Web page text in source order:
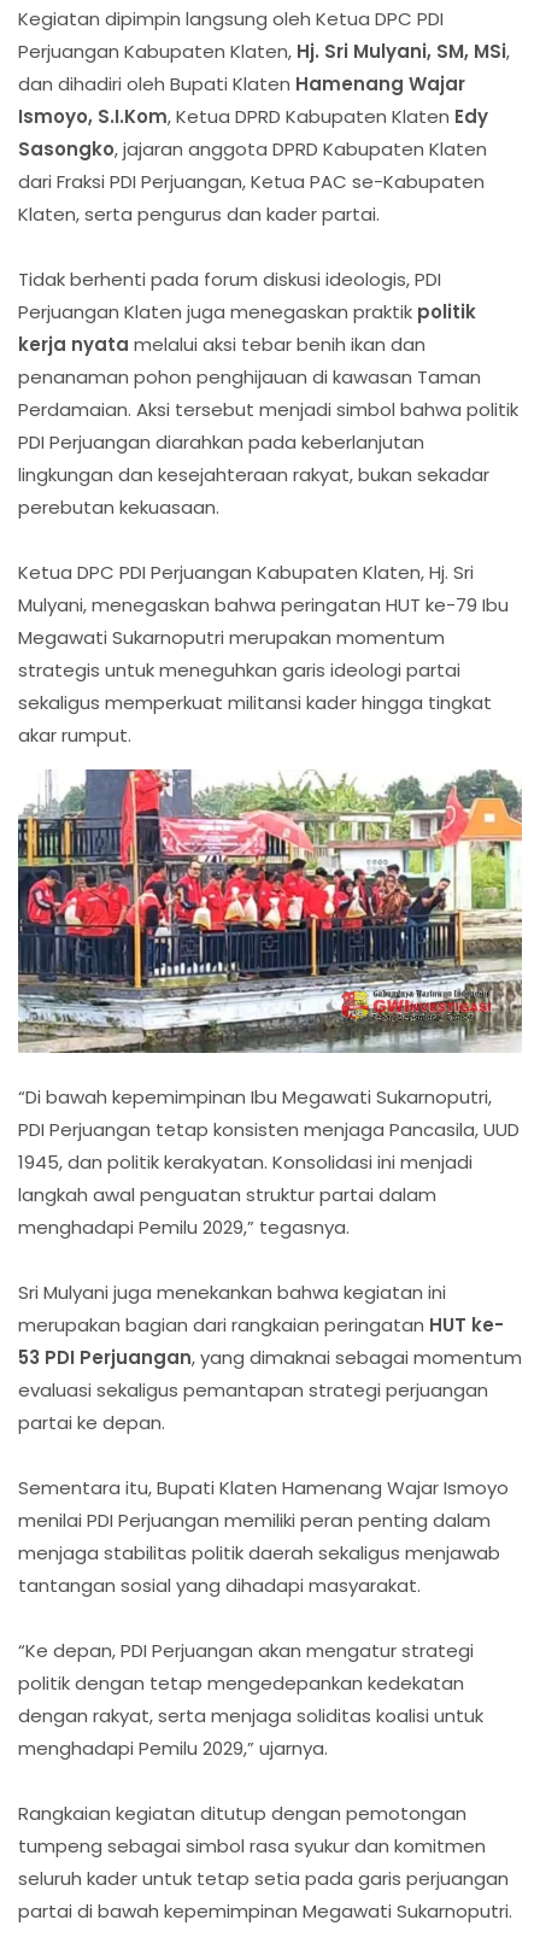
Kegiatan dipimpin langsung oleh Ketua DPC PDI
Perjuangan Kabupaten Klaten, Hj. Sri Mulyani, SM, MSi,
dan dihadiri oleh Bupati Klaten Hamenang Wajar
Ismoyo, S.I.Kom, Ketua DPRD Kabupaten Klaten Edy
Sasongko, jajaran anggota DPRD Kabupaten Klaten
dari Fraksi PDI Perjuangan, Ketua PAC se-Kabupaten
Klaten, serta pengurus dan kader partai.
Tidak berhenti pada forum diskusi ideologis, PDI
Perjuangan Klaten juga menegaskan praktik politik
kerja nyata melalui aksi tebar benih ikan dan
penanaman pohon penghijauan di kawasan Taman
Perdamaian. Aksi tersebut menjadi simbol bahwa politik
PDI Perjuangan diarahkan pada keberlanjutan
lingkungan dan kesejahteraan rakyat, bukan sekadar
perebutan kekuasaan.
Ketua DPC PDI Perjuangan Kabupaten Klaten, Hj. Sri
Mulyani, menegaskan bahwa peringatan HUT ke-79 Ibu
Megawati Sukarnoputri merupakan momentum
strategis untuk meneguhkan garis ideologi partai
sekaligus memperkuat militansi kader hingga tingkat
akar rumput.
“Di bawah kepemimpinan Ibu Megawati Sukarnoputri,
PDI Perjuangan tetap konsisten menjaga Pancasila, UUD
1945, dan politik kerakyatan. Konsolidasi ini menjadi
langkah awal penguatan struktur partai dalam
menghadapi Pemilu 2029,” tegasnya.
Sri Mulyani juga menekankan bahwa kegiatan ini
merupakan bagian dari rangkaian peringatan HUT ke-
53 PDI Perjuangan, yang dimaknai sebagai momentum
evaluasi sekaligus pemantapan strategi perjuangan
partai ke depan.
Sementara itu, Bupati Klaten Hamenang Wajar Ismoyo
menilai PDI Perjuangan memiliki peran penting dalam
menjaga stabilitas politik daerah sekaligus menjawab
tantangan sosial yang dihadapi masyarakat.
“Ke depan, PDI Perjuangan akan mengatur strategi
politik dengan tetap mengedepankan kedekatan
dengan rakyat, serta menjaga soliditas koalisi untuk
menghadapi Pemilu 2029,” ujarnya.
Rangkaian kegiatan ditutup dengan pemotongan
tumpeng sebagai simbol rasa syukur dan komitmen
seluruh kader untuk tetap setia pada garis perjuangan
partai di bawah kepemimpinan Megawati Sukarnoputri.